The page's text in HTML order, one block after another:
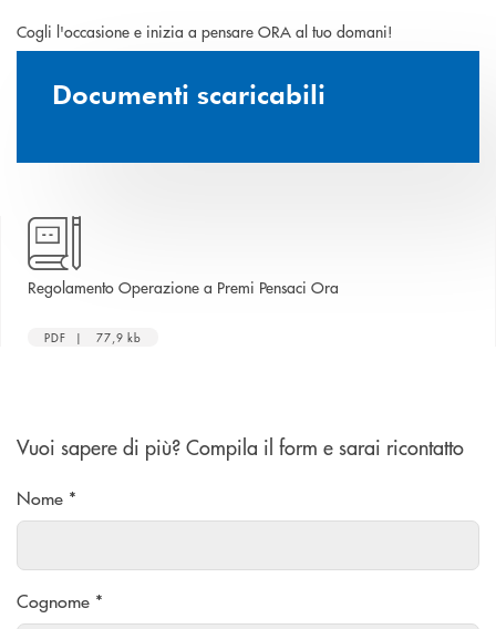
Cogli l'occasione e inizia a pensare ORA al tuo domani!
Documenti scaricabili
Regolamento Operazione a Premi Pensaci Ora
PDF | 77,9 kb
Vuoi sapere di più? Compila il form e sarai ricontatto
Nome *
Cognome *